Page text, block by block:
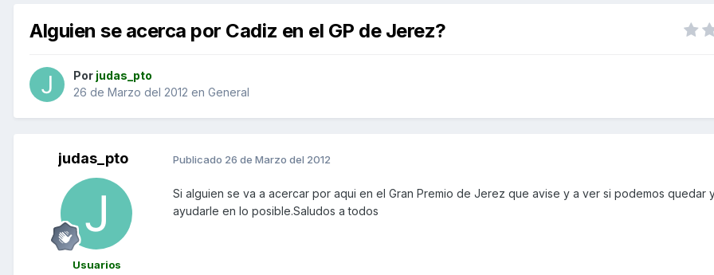
Alguien se acerca por Cadiz en el GP de Jerez?
Por judas_pto
26 de Marzo del 2012 en General
judas_pto
Usuarios
Publicado 26 de Marzo del 2012
Si alguien se va a acercar por aqui en el Gran Premio de Jerez que avise y a ver si podemos quedar
ayudarle en lo posible.Saludos a todos